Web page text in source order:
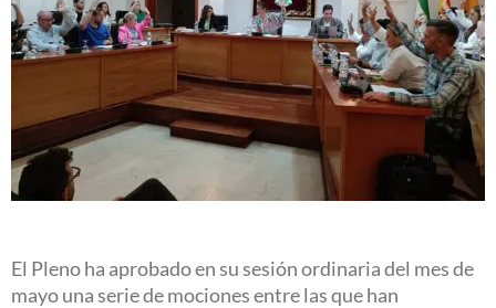
El Pleno ha aprobado en su sesión ordinaria del mes de
mayo una serie de mociones entre las que han